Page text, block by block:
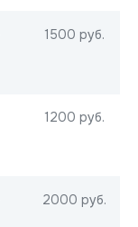
1500 руб.
1200 руб.
2000 руб.